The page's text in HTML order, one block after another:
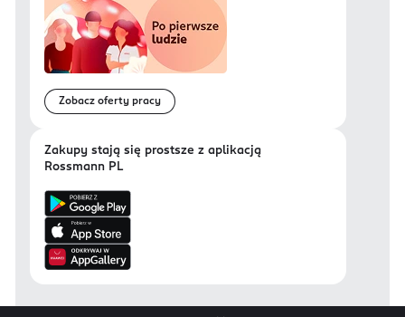
Zobacz oferty pracy
Zakupy stają się prostsze z aplikacją
Rossmann PL